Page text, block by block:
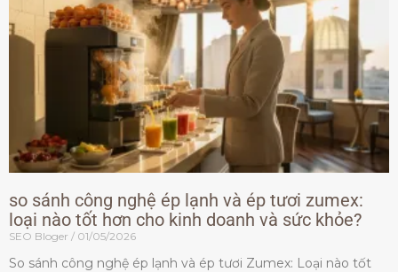
so sánh công nghệ ép lạnh và ép tươi zumex:
loại nào tốt hơn cho kinh doanh và sức khỏe?
SEO Bloger 01/05/2026
So sánh công nghệ ép lạnh và ép tươi Zumex: Loại nào tốt